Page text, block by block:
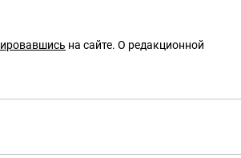
на сайте. О редакционной